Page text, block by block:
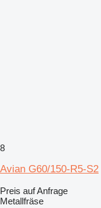
8
Avian G60/150-R5-S2
Preis auf Anfrage
Metallfräse